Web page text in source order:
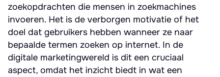
zoekopdrachten die mensen in zoekmachines
invoeren. Het is de verborgen motivatie of het
doel dat gebruikers hebben wanneer ze naar
bepaalde termen zoeken op internet. In de
digitale marketingwereld is dit een cruciaal
aspect, omdat het inzicht biedt in wat een